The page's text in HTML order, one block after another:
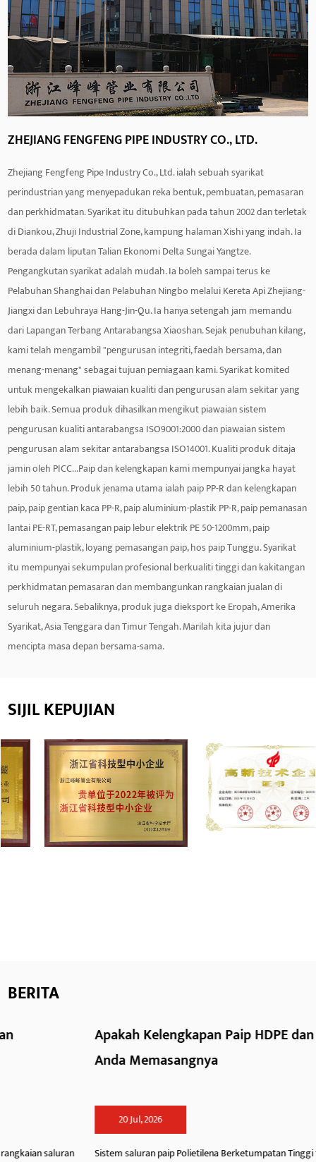
klorida (PVC). Paip daripada bahan yang berbeza boleh
disambungkan melalui Butt Fusion Fitting untuk memenuhi
keperluan projek kejuruteraan yang berbeza. Pada masa yang
sama, Butt Fusion Fitting juga boleh menyambungkan paip
dengan diameter yang berbeza, dengan pelbagai aplikasi.
rintangan haus yang baik dan boleh digunakan untuk masa
yang lama dalam keadaan persekitaran yang teruk. Ia boleh
menahan hakisan oleh bahan kimia, larutan asid dan alkali,
suhu tinggi, dan faktor lain, mengekalkan kestabilan dan
kebolehpercayaan sambungan. Pada masa yang sama, titik
sambungan Butt Fusion Fitting adalah lancar dan tidak akan
menghasilkan rintangan atau kehilangan tekanan,
memastikan operasi sistem saluran paip yang cekap.
Pemasangan Butt Fusion adalah pantas dan mudah untuk
dipasang dan diselenggara. Ia tidak memerlukan
penggunaan alat dan bahan tambahan, hanya panaskan
kedua-dua hujung paip ke keadaan cair dan kemudian
sambungkannya dengan cepat. Kaedah pemasangan mudah
ini boleh menjimatkan masa dan kos buruh dan
meningkatkan kecekapan projek. Pada masa yang sama,
penyelenggaraan Butt Fusion Fitting juga sangat mudah.
Anda hanya perlu menyemak pengedap dan kestabilan titik
sambungan secara kerap.
ZHEJIANG FENGFENG PIPE INDUSTRY CO., LTD.
Zhejiang Fengfeng Pipe Industry Co., Ltd. ialah sebuah syarikat
perindustrian yang menyepadukan reka bentuk, pembuatan, pemasaran
dan perkhidmatan. Syarikat itu ditubuhkan pada tahun 2002 dan terletak
di Diankou, Zhuji Industrial Zone, kampung halaman Xishi yang indah. Ia
berada dalam liputan Talian Ekonomi Delta Sungai Yangtze.
Pengangkutan syarikat adalah mudah. Ia boleh sampai terus ke
Pelabuhan Shanghai dan Pelabuhan Ningbo melalui Kereta Api Zhejiang-
Jiangxi dan Lebuhraya Hang-Jin-Qu. Ia hanya setengah jam memandu
dari Lapangan Terbang Antarabangsa Xiaoshan. Sejak penubuhan kilang,
kami telah mengambil "pengurusan integriti, faedah bersama, dan
menang-menang" sebagai tujuan perniagaan kami. Syarikat komited
untuk mengekalkan piawaian kualiti dan pengurusan alam sekitar yang
lebih baik. Semua produk dihasilkan mengikut piawaian sistem
pengurusan kualiti antarabangsa ISO9001:2000 dan piawaian sistem
pengurusan alam sekitar antarabangsa ISO14001. Kualiti produk ditaja
jamin oleh PICC...Paip dan kelengkapan kami mempunyai jangka hayat
lebih 50 tahun. Produk jenama utama ialah paip PP-R dan kelengkapan
paip, paip gentian kaca PP-R, paip aluminium-plastik PP-R, paip pemanasan
lantai PE-RT, pemasangan paip lebur elektrik PE 50-1200mm, paip
aluminium-plastik, loyang pemasangan paip, hos paip Tunggu. Syarikat
itu mempunyai sekumpulan profesional berkualiti tinggi dan kakitangan
perkhidmatan pemasaran dan membangunkan rangkaian jualan di
seluruh negara. Sebaliknya, produk juga dieksport ke Eropah, Amerika
Syarikat, Asia Tenggara dan Timur Tengah. Marilah kita jujur ​​dan
mencipta masa depan bersama-sama.
SIJIL KEPUJIAN
BERITA
Apakah Kelengkapan Paip HDPE dan Bagaimana
Anda Memasangnya
Sistem saluran paip Polietilena Berketumpatan Tinggi telah mentakrifkan